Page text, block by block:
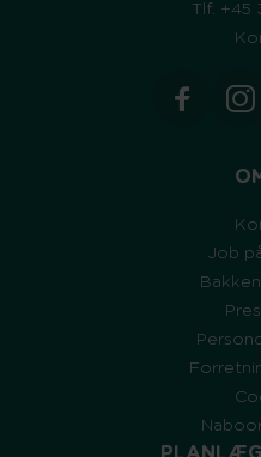
Tlf. +45
Job